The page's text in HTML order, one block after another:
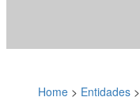
Home > Entidades >